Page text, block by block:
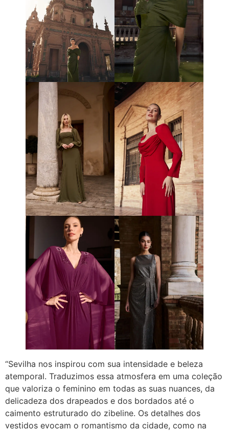
“Sevilha nos inspirou com sua intensidade e beleza
atemporal. Traduzimos essa atmosfera em uma coleção
que valoriza o feminino em todas as suas nuances, da
delicadeza dos drapeados e dos bordados até o
caimento estruturado do zibeline. Os detalhes dos
vestidos evocam o romantismo da cidade, como na